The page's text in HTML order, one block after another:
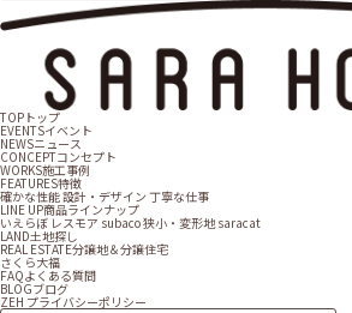
TOP トップ
EVENTSイベント
NEWSニュース
CONCEPTコンセプト
WORKS施工事例
FEATURES特徴
確かな性能設計・デザイン 丁寧な仕事
LINE UP商品ラインナップ
いえらぼ レスモア subaco狭小・変形地saracat
LAND土地探し
REAL ESTATE分譲地＆分譲住宅
さくら大福
FAQよくある質問
BLOGブログ
ZEH プライバシーポリシー